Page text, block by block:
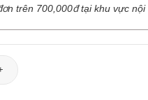
trên 700,000đ tại khu vực nội
lượng